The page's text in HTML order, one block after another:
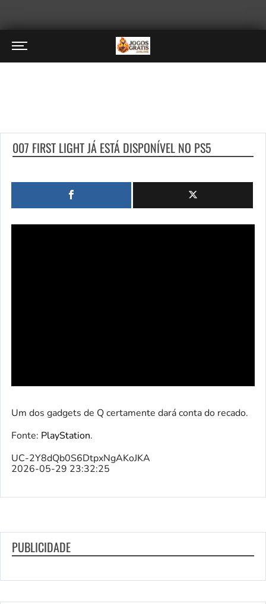
007 FIRST LIGHT JÁ ESTÁ DISPONÍVEL NO PS5
Um dos gadgets de Q certamente dará conta do recado.
Fonte: PlayStation.
UC-2Y8dQb0S6DtpxNgAKoJKA
2026-05-29 23:32:25
PUBLICIDADE